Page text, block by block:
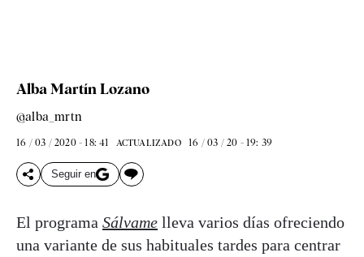
Alba Martín Lozano
@alba_mrtn
16 / 03 / 2020 - 18: 41 ACTUALIZADO 16 / 03 / 20 - 19: 39
Seguir en
El programa Sálvame lleva varios días ofreciendo
una variante de sus habituales tardes para centrar